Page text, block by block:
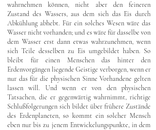
wahrnehmen können, nicht aber den feineren
Zustand des Wassers, aus dem sich das Eis durch
Abkühlung abhebt. Für ein solches Wesen wäre das
Wasser nicht vorhanden; und es wäre für dasselbe von
dem Wasser erst dann etwas wahrzunehmen, wenn
sich Teile desselben zu Eis umgebildet haben. So
bleibt für einen Menschen das hinter den
Erdenvorgängen liegende Geistige verborgen, wenn er
nur das für die physischen Sinne Vorhandene gelten
lassen will. Und wenn er von den physischen
Tatsachen, die er gegenwärtig wahrnimmt, richtige
Schlußfolgerungen sich bildet über frühere Zustände
des Erdenplaneten, so kommt ein solcher Mensch
eben nur bis zu jenem Entwickelungspunkte, in dem